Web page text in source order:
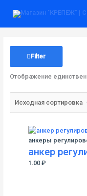
Filter
Отображение
анкеры
анкер
1.00 ₽